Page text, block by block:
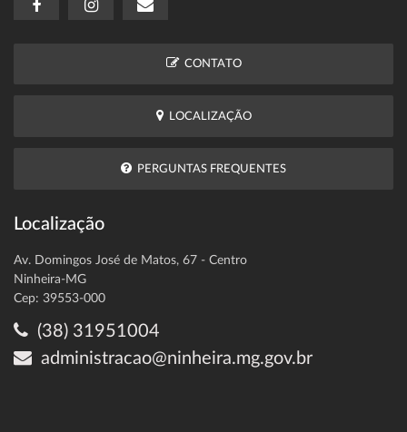
CONTATO
LOCALIZAÇÃO
PERGUNTAS FREQUENTES
Localização
Av. Domingos José de Matos, 67 - Centro
Ninheira-MG
Cep: 39553-000
(38) 31951004
administracao@ninheira.mg.gov.br